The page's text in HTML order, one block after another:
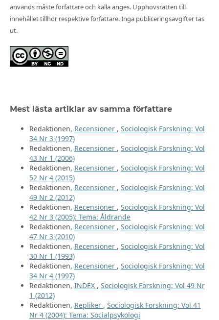
används måste författare och källa anges. Upphovsrätten till
innehållet tillhör respektive författare. Inga publiceringsavgifter tas
ut.
Mest lästa artiklar av samma författare
Redaktionen, Recensioner , Sociologisk Forskning: Vol
34 Nr 3 (1997)
Redaktionen, Recensioner , Sociologisk Forskning: Vol
43 Nr 1 (2006)
Redaktionen, Recensioner , Sociologisk Forskning: Vol
52 Nr 4 (2015)
Redaktionen, Recensioner , Sociologisk Forskning: Vol
49 Nr 2 (2012)
Redaktionen, Recensioner , Sociologisk Forskning: Vol
42 Nr 3 (2005): Tema: Åldrande
Redaktionen, Recensioner , Sociologisk Forskning: Vol
47 Nr 3 (2010)
Redaktionen, Recensioner , Sociologisk Forskning: Vol
30 Nr 1 (1993)
Redaktionen, Recensioner , Sociologisk Forskning: Vol
34 Nr 4 (1997)
Redaktionen, INDEX , Sociologisk Forskning: Vol 49 Nr
1 (2012)
Redaktionen, Repliker , Sociologisk Forskning: Vol 41
Nr 4 (2004): Tema: Socialpsykologi